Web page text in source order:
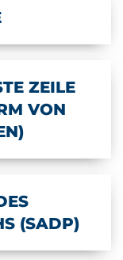
ZEILE
VON
(SADP)